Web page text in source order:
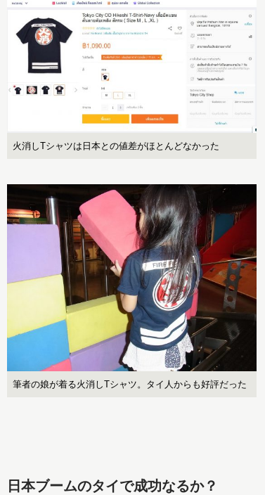
火消しTシャツは日本との値差がほとんどなかった
筆者の娘が着る火消しTシャツ。タイ人からも好評だった
日本ブームのタイで成功なるか？